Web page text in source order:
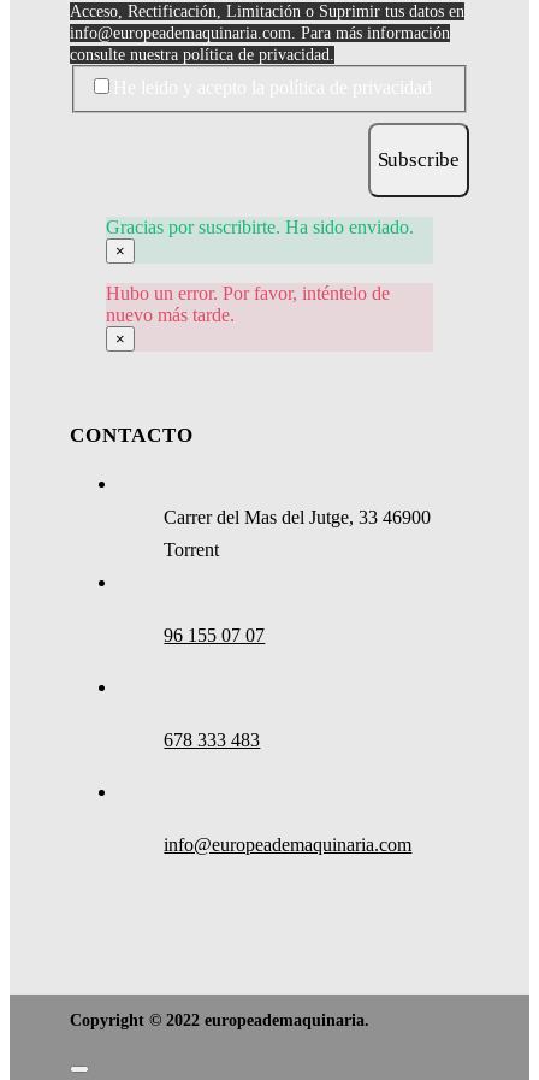
Acceso, Rectificación, Limitación o Suprimir tus datos en
info@europeademaquinaria.com . Para más información
consulte nuestra política de privacidad.
Subscribe
Gracias por suscribirte. Ha sido enviado.
×
Hubo un error. Por favor, inténtelo de
nuevo más tarde.
×
CONTACTO
Carrer del Mas del Jutge, 33 46900
Torrent
96 155 07 07
678 333 483
info@europeademaquinaria.com
Copyright © 2022 europeademaquinaria.